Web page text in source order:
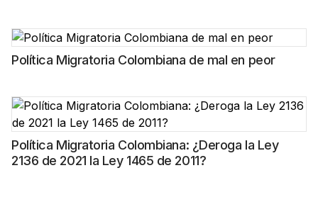
Política Migratoria Colombiana de mal en peor
Política Migratoria Colombiana: ¿Deroga la Ley
2136 de 2021 la Ley 1465 de 2011?